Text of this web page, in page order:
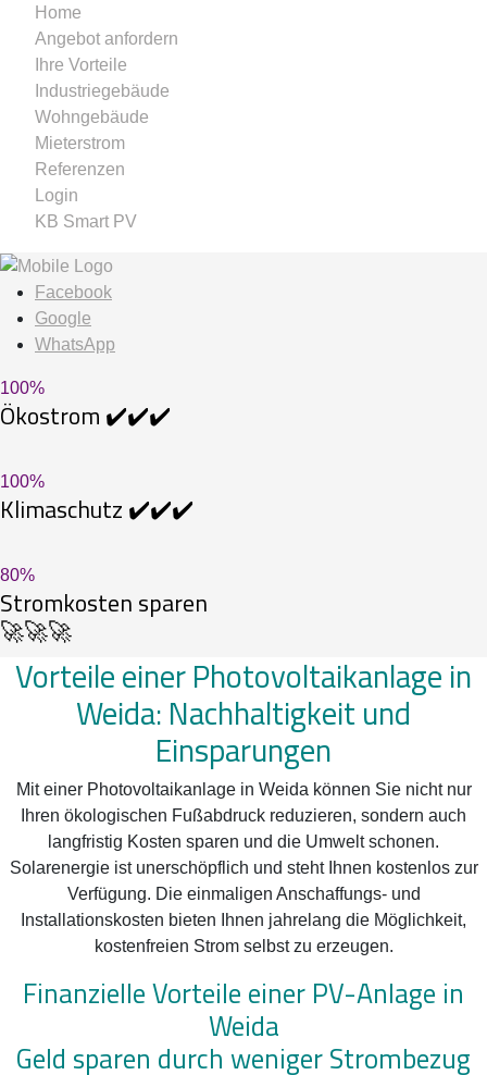
Home
Angebot anfordern
Ihre Vorteile
Industriegebäude
Wohngebäude
Mieterstrom
Referenzen
Login
KB Smart PV
Facebook
Google
WhatsApp
100%
Ökostrom ✔️✔️✔️
100%
Klimaschutz ✔️✔️✔️
80%
Stromkosten sparen
🚀🚀🚀
Vorteile einer Photovoltaikanlage in
Weida: Nachhaltigkeit und
Einsparungen
Mit einer Photovoltaikanlage in Weida können Sie nicht nur
Ihren ökologischen Fußabdruck reduzieren, sondern auch
langfristig Kosten sparen und die Umwelt schonen.
Solarenergie ist unerschöpflich und steht Ihnen kostenlos zur
Verfügung. Die einmaligen Anschaffungs- und
Installationskosten bieten Ihnen jahrelang die Möglichkeit,
kostenfreien Strom selbst zu erzeugen.
Finanzielle Vorteile einer PV-Anlage in
Weida
Geld sparen durch weniger Strombezug